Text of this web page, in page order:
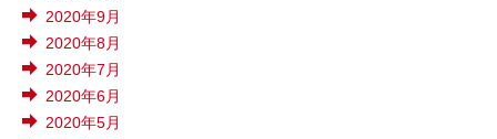
2020年9月
2020年8月
2020年7月
2020年6月
2020年5月